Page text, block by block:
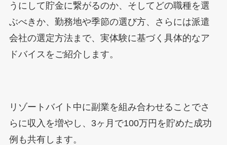
うにして貯金に繋がるのか、そしてどの職種を選
ぶべきか、勤務地や季節の選び方、さらには派遣
会社の選定方法まで、実体験に基づく具体的なア
ドバイスをご紹介します。
リゾートバイト中に副業を組み合わせることでさ
らに収入を増やし、3ヶ月で100万円を貯めた成功
例も共有します。